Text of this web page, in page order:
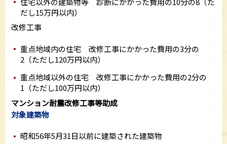
だし15万円以内）
改修工事
重点地域内の住宅 改修工事にかかった費用の3分の
2（ただし120万円以内）
重点地域以外の住宅 改修工事にかかった費用の2分の
1（ただし100万円以内）
マンション耐震改修工事等助成
対象建築物
昭和56年5月31日以前に建築された建築物